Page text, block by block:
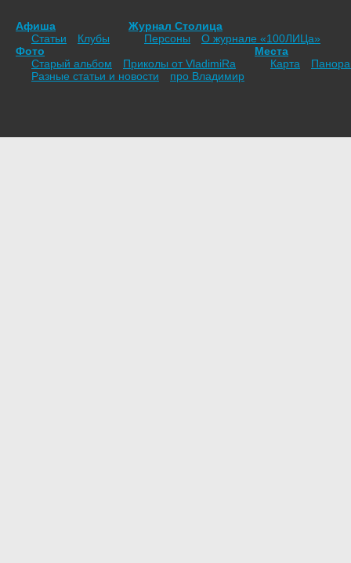
Афиша
Статьи
Клубы
Журнал Столица
Персоны
О журнале «100ЛИЦа»
Фото
Старый альбом
Приколы от VladimiRа
Места
Карта
Разные статьи и новости
про Владимир